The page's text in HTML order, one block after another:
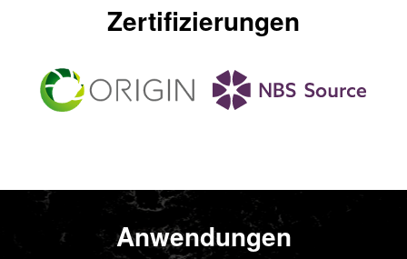
Zertifizierungen
Anwendungen